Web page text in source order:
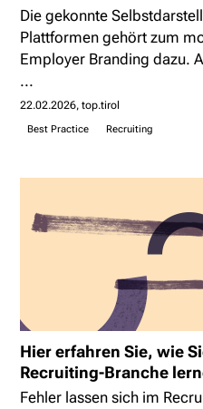
Die gekonnte
Plattformen gehört zum
Employer Branding dazu.
...
22.02.2026 top.tirol
Best Practice Recruiting
Hier erfahren Sie, wie
Recruiting-Branche
Fehler lassen sich im